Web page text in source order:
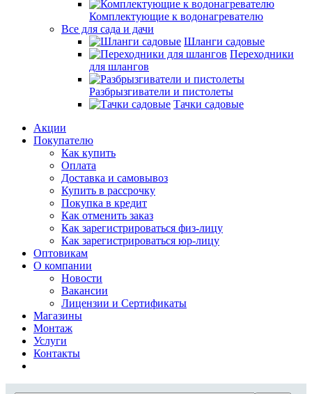
Комплектующие к водонагревателю
Все для сада и дачи
Шланги садовые
Переходники
для шлангов
Разбрызгиватели и пистолеты
Тачки садовые
Акции
Покупателю
Как купить
Оплата
Доставка и самовывоз
Купить в рассрочку
Покупка в кредит
Как отменить заказ
Как зарегистрироваться физ-лицу
Как зарегистрироваться юр-лицу
Оптовикам
О компании
Новости
Вакансии
Лицензии и Сертификаты
Магазины
Монтаж
Услуги
Контакты